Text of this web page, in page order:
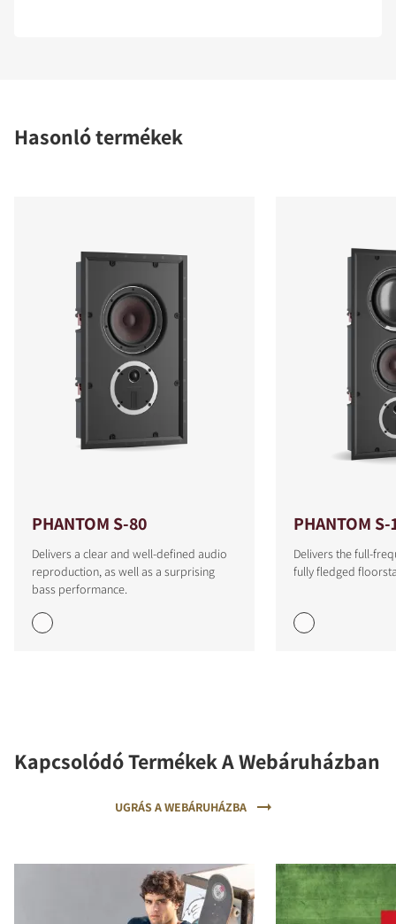
Hasonló termékek
PHANTOM S-80
Delivers a clear and well-defined audio
reproduction, as well as a surprising
bass performance.
PHANTOM S-
Delivers the full-
fully fledged
Kapcsolódó Termékek A Webáruházban
UGRÁS A WEBÁRUHÁZBA